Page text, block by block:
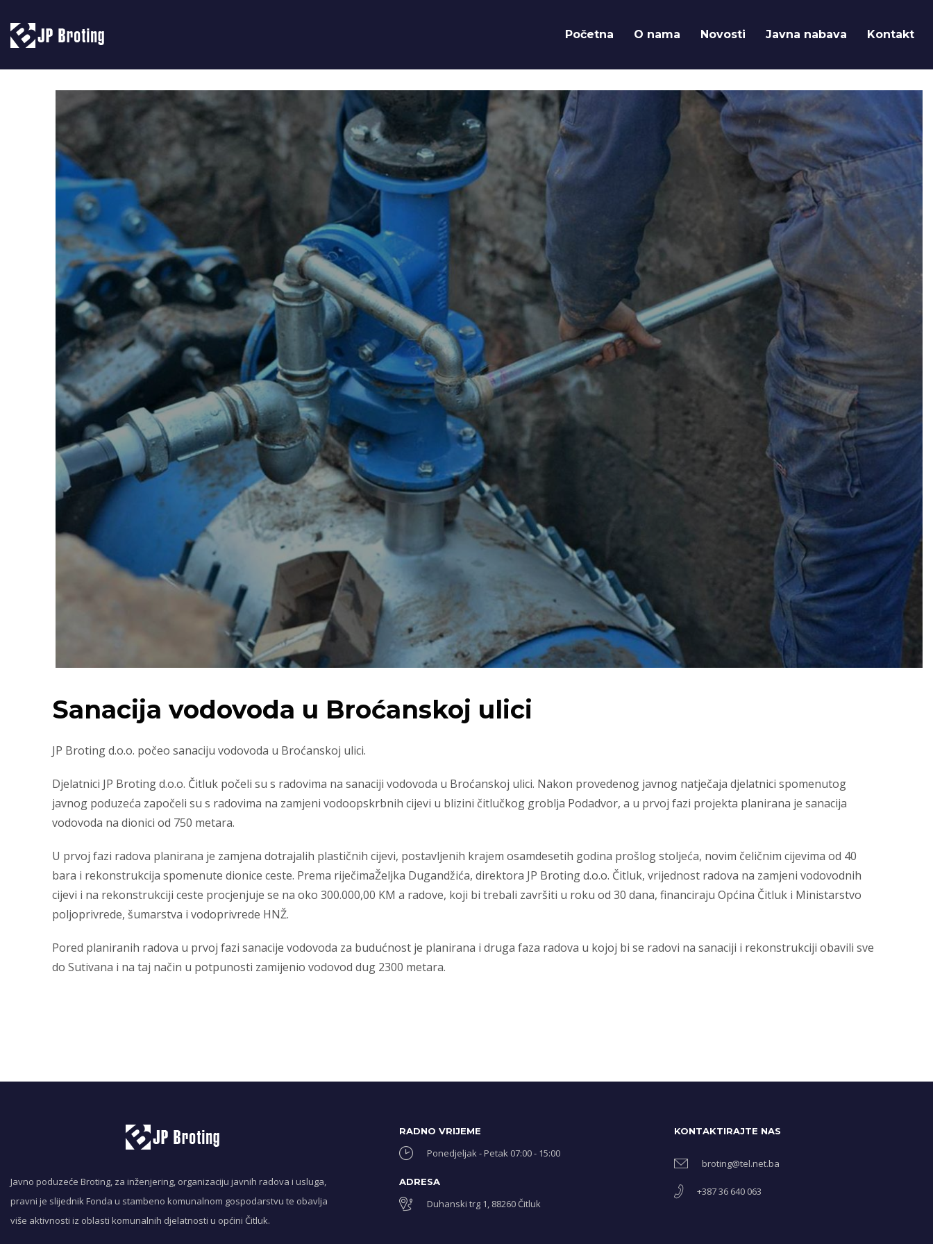
Početna O nama Novosti Javna nabava Kontakt
Sanacija vodovoda u Broćanskoj ulici
JP Broting d.o.o. počeo sanaciju vodovoda u Broćanskoj ulici.
Djelatnici JP Broting d.o.o. Čitluk počeli su s radovima na sanaciji vodovoda u Broćanskoj ulici. Nakon provedenog javnog natječaja djelatnici spomenutog
javnog poduzeća započeli su s radovima na zamjeni vodoopskrbnih cijevi u blizini čitlučkog groblja Podadvor, a u prvoj fazi projekta planirana je sanacija
vodovoda na dionici od 750 metara.
U prvoj fazi radova planirana je zamjena dotrajalih plastičnih cijevi, postavljenih krajem osamdesetih godina prošlog stoljeća, novim čeličnim cijevima od 40
bara i rekonstrukcija spomenute dionice ceste. Prema riječimaŽeljka Dugandžića, direktora JP Broting d.o.o. Čitluk, vrijednost radova na zamjeni vodovodnih
cijevi i na rekonstrukciji ceste procjenjuje se na oko 300.000,00 KM a radove, koji bi trebali završiti u roku od 30 dana, financiraju Općina Čitluk i Ministarstvo
poljoprivrede, šumarstva i vodoprivrede HNŽ.
Pored planiranih radova u prvoj fazi sanacije vodovoda za budućnost je planirana i druga faza radova u kojoj bi se radovi na sanaciji i rekonstrukciji obavili sve
do Sutivana i na taj način u potpunosti zamijenio vodovod dug 2300 metara.
Javno poduzeće Broting, za inženjering, organizaciju javnih radova i usluga,
pravni je slijednik Fonda u stambeno komunalnom gospodarstvu te obavlja
više aktivnosti iz oblasti komunalnih djelatnosti u općini Čitluk.
RADNO VRIJEME
Ponedjeljak - Petak 07:00 - 15:00
ADRESA
Duhanski trg 1, 88260 Čitluk
KONTAKTIRAJTE NAS
broting@tel.net.ba
+387 36 640 063